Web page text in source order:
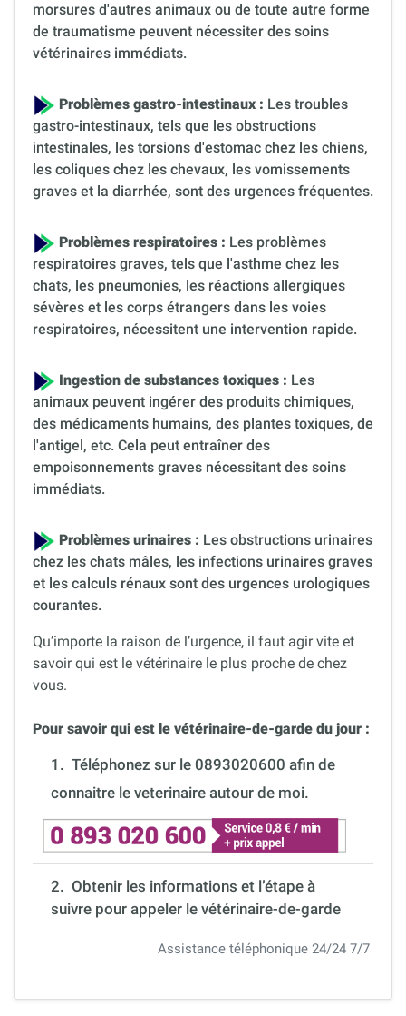
morsures d'autres animaux ou de toute autre forme
de traumatisme peuvent nécessiter des soins
vétérinaires immédiats.
Problèmes gastro-intestinaux : Les troubles
gastro-intestinaux, tels que les obstructions
intestinales, les torsions d'estomac chez les chiens,
les coliques chez les chevaux, les vomissements
graves et la diarrhée, sont des urgences fréquentes.
Problèmes respiratoires : Les problèmes
respiratoires graves, tels que l'asthme chez les
chats, les pneumonies, les réactions allergiques
sévères et les corps étrangers dans les voies
respiratoires, nécessitent une intervention rapide.
Ingestion de substances toxiques : Les
animaux peuvent ingérer des produits chimiques,
des médicaments humains, des plantes toxiques, de
l'antigel, etc. Cela peut entraîner des
empoisonnements graves nécessitant des soins
immédiats.
Problèmes urinaires : Les obstructions urinaires
chez les chats mâles, les infections urinaires graves
et les calculs rénaux sont des urgences urologiques
courantes.
Qu’importe la raison de l’urgence, il faut agir vite et
savoir qui est le vétérinaire le plus proche de chez
vous.
Pour savoir qui est le vétérinaire-de-garde du jour :
1. Téléphonez sur le 0893020600 afin de
connaitre le veterinaire autour de moi.
2. Obtenir les informations et l’étape à
suivre pour appeler le vétérinaire-de-garde
Assistance téléphonique 24/24 7/7